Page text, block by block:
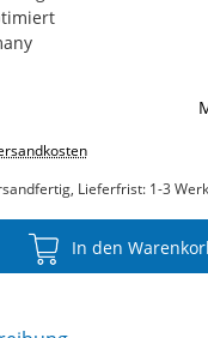
Lieferfrist: 1-3
In den